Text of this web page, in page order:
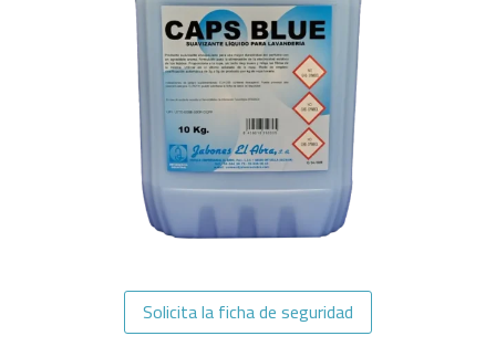
Solicita la ficha de seguridad